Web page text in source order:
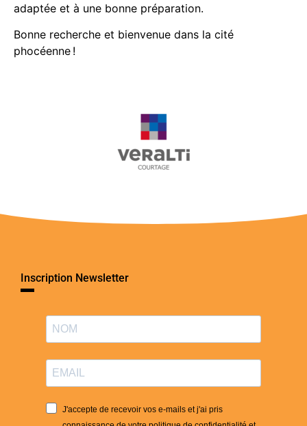
adaptée et à une bonne préparation.
Bonne recherche et bienvenue dans la cité
phocéenne !
Inscription Newsletter
J'accepte de recevoir vos e-mails et j'ai pris